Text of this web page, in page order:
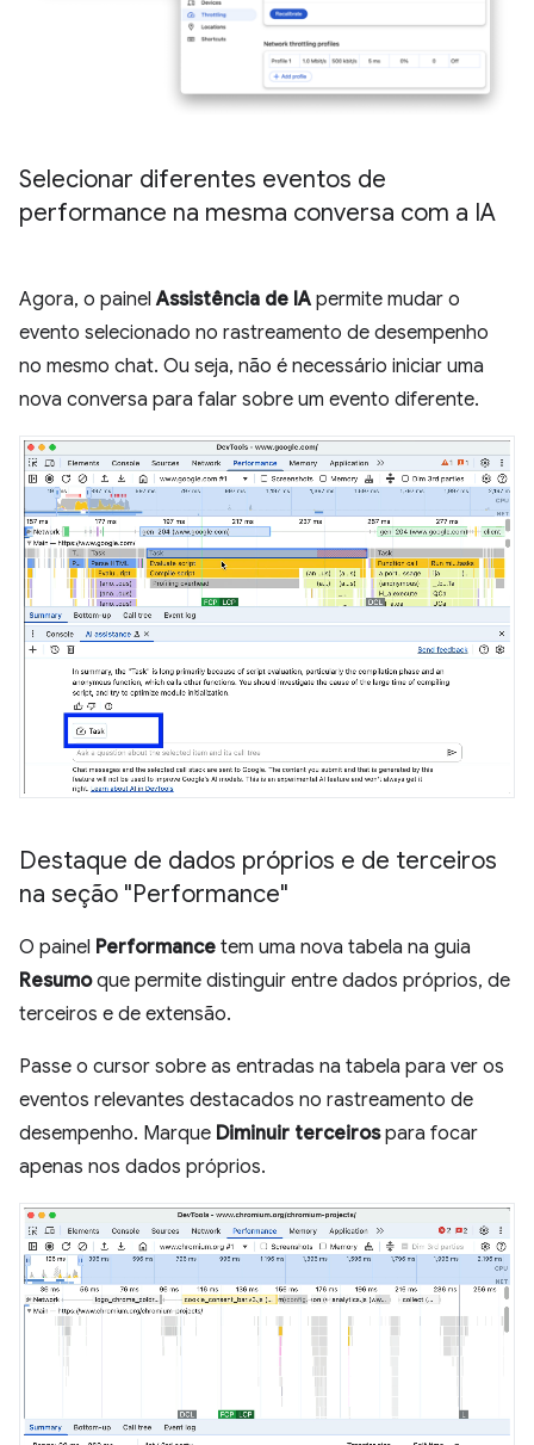
Selecionar diferentes eventos de
performance na mesma conversa com a IA
Agora, o painelAssistência de IA permite mudar o
evento selecionado no rastreamento de desempenho
no mesmo chat. Ou seja, não é necessário iniciar uma
nova conversa para falar sobre um evento diferente.
Destaque de dados próprios e de terceiros
na seção "Performance"
O painel Performance tem uma nova tabela na guia
Resumoque permite distinguir entre dados próprios, de
terceiros e de extensão.
Passe o cursor sobre as entradas na tabela para ver os
eventos relevantes destacados no rastreamento de
desempenho. Marque Diminuir terceirospara focar
apenas nos dados próprios.